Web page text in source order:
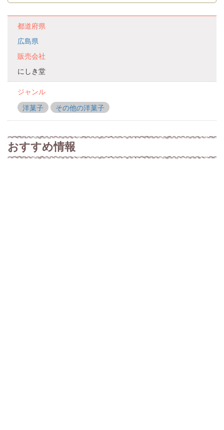
都道府県
広島県
販売会社
にしき堂
ジャンル
洋菓子
その他の洋菓子
おすすめ情報